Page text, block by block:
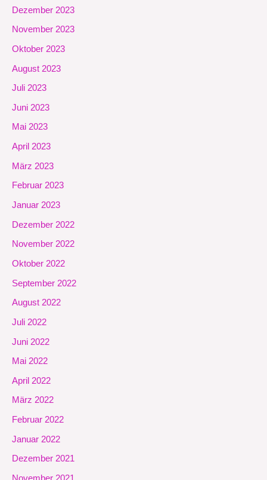
Dezember 2023
November 2023
Oktober 2023
August 2023
Juli 2023
Juni 2023
Mai 2023
April 2023
März 2023
Februar 2023
Januar 2023
Dezember 2022
November 2022
Oktober 2022
September 2022
August 2022
Juli 2022
Juni 2022
Mai 2022
April 2022
März 2022
Februar 2022
Januar 2022
Dezember 2021